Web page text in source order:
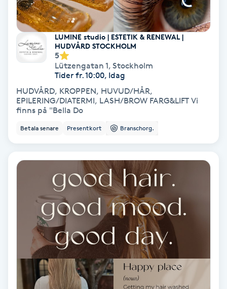
Coachning
Color correction
Damklippning
Diamantslipning
Enzympeeling
Extensions
Extensions borttagning
LUMINE studio | ESTETIK & RENEWAL |
HUDVÅRD STOCKHOLM
5
Lützengatan 1, Stockholm
Tider fr. 10:00, Idag
HUDVÅRD, KROPPEN, HUVUD/HÅR,
EPILERING/DIATERMI, LASH/BROW FARG&LIFT Vi
finns på "Bella Do
Betala senare Presentkort Branschorg.